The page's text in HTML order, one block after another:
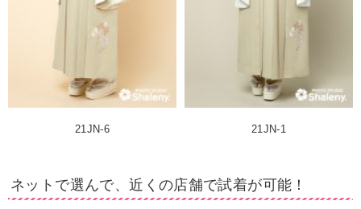
21JN-6 21JN-1
ネットで選んで、近くの店舗で試着が可能！